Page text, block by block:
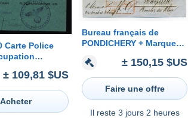
Carte Police
± 109,81 $US
Acheter
Bureau français de
PONDICHERY + Marque
par Marseille + port Payé (
croissant indien) / 1853
± 150,15 $US
Faire une offre
Il reste 3 jours 2 heures